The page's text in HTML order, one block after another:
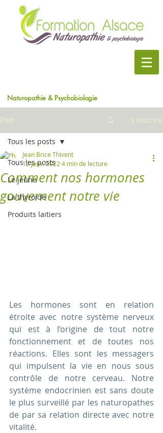
Naturopathie & Psychobiologie
Post S'inscrire
Tous les posts
Le jeûne
La thyroïde
Produits laitiers
Tous les posts
Comment nos hormones
gouvernent notre vie
Jean Brice Thivent
12 janv. 2022 4 min de lecture
Les hormones sont en relation
étroite avec notre système nerveux
qui est à l’origine de tout notre
fonctionnement et de toutes nos
réactions. Elles sont les messagers
qui impulsent la vie en nous sous
contrôle de notre cerveau. Notre
système endocrinien est sans doute
le plus surveillé par les naturopathes
de par sa relation directe avec notre
vitalité.